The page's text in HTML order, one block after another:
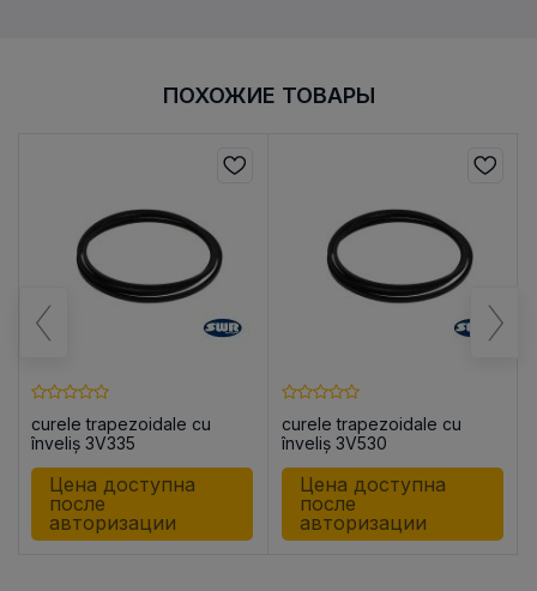
ПОХОЖИЕ ТОВАРЫ
curele trapezoidale cu
înveliș 3V335
Цена доступна
после
авторизации
curele trapezoidale cu
înveliș 3V530
Цена доступна
после
авторизации